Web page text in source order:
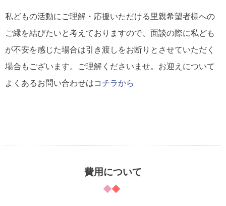
私どもの活動にご理解・応援いただける里親希望者様への
ご縁を結びたいと考えておりますので、面談の際に私ども
が不安を感じた場合は引き渡しをお断りとさせていただく
場合もございます。ご理解くださいませ。お迎えについて
よくあるお問い合わせはコチラから
費用について